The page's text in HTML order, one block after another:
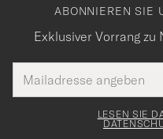
ABONNIEREN SIE
Exklusiver Vorrang zu
Mail
Adresse
Tack
för
LESEN SIE